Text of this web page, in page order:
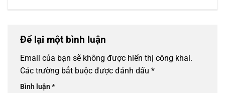
Để lại một bình luận
Email của bạn sẽ không được hiển thị công khai.
Các trường bắt buộc được đánh dấu *
Bình luận*